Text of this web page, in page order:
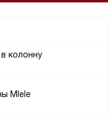
колонну
MIele